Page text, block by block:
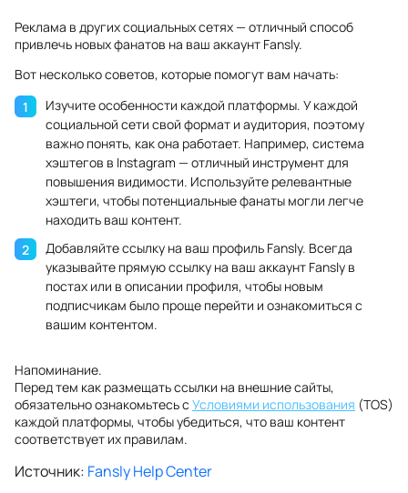
Реклама в других социальных сетях — отличный способ
привлечь новых фанатов на ваш аккаунт Fansly.
Вот несколько советов, которые помогут вам начать:
Изучите особенности каждой платформы. У каждой
социальной сети свой формат и аудитория, поэтому
важно понять, как она работает. Например, система
хэштегов в Instagram — отличный инструмент для
повышения видимости. Используйте релевантные
хэштеги, чтобы потенциальные фанаты могли легче
находить ваш контент.
Добавляйте ссылку на ваш профиль Fansly. Всегда
указывайте прямую ссылку на ваш аккаунт Fansly в
постах или в описании профиля, чтобы новым
подписчикам было проще перейти и ознакомиться с
вашим контентом.
Напоминание.
Перед тем как размещать ссылки на внешние сайты,
обязательно ознакомьтесь с Условиями использования (TOS)
каждой платформы, чтобы убедиться, что ваш контент
соответствует их правилам.
Источник: Fansly Help Center